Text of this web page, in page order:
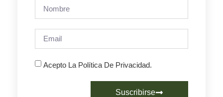
Acepto La Política De Privacidad.
Suscribirse